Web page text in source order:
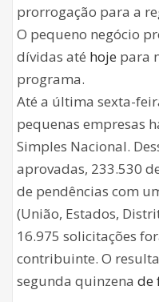
prorrogação para a
O pequeno negócio
dívidas até hoje para
programa.
Até a última sexta-
pequenas empresas
Simples Nacional.
aprovadas, 233.530
de pendências com
(União, Estados,
16.975 solicitações
contribuinte. O
segunda quinzena de